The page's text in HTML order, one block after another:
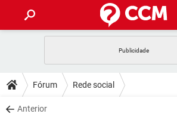
CELULAR
OUTLOOK
DICAS
JOGOS
DOWNLOADS
Fórum Rede social
Anterior